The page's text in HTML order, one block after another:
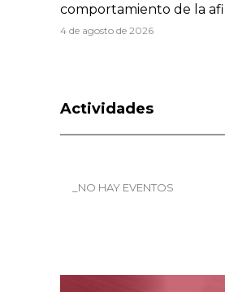
comportamiento de la
4 de agosto de 2026
Actividades
_NO HAY EVENTOS